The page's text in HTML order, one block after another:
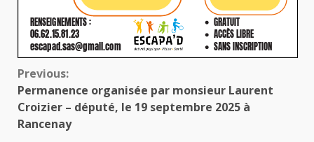
Continue
Reading
Previous:
Permanence organisée par monsieur Laurent
Croizier – député, le 19 septembre 2025 à
Rancenay